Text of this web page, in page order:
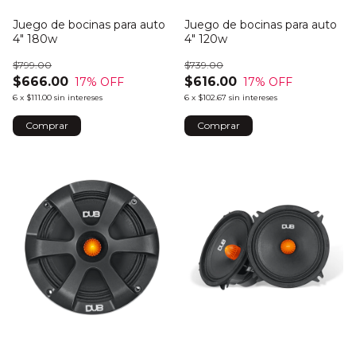
Juego de bocinas para auto
4" 180w
$666.00
$799.00
17% OFF
6 x $111.00 sin intereses
Juego de bocinas para auto
4" 120w
$616.00
$739.00
17% OFF
6 x $102.67 sin intereses